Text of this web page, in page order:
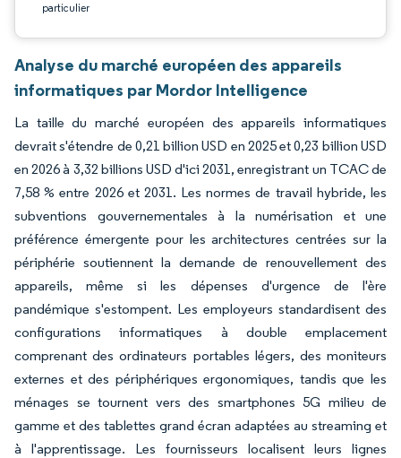
particulier
Analyse du marché européen des appareils
informatiques par Mordor Intelligence
La taille du marché européen des appareils informatiques
devrait s'étendre de 0,21 billion USD en 2025 et 0,23 billion USD
en 2026 à 3,32 billions USD d'ici 2031, enregistrant un TCAC de
7,58 % entre 2026 et 2031. Les normes de travail hybride, les
subventions gouvernementales à la numérisation et une
préférence émergente pour les architectures centrées sur la
périphérie soutiennent la demande de renouvellement des
appareils, même si les dépenses d'urgence de l'ère
pandémique s'estompent. Les employeurs standardisent des
configurations informatiques à double emplacement
comprenant des ordinateurs portables légers, des moniteurs
externes et des périphériques ergonomiques, tandis que les
ménages se tournent vers des smartphones 5G milieu de
gamme et des tablettes grand écran adaptées au streaming et
à l'apprentissage. Les fournisseurs localisent leurs lignes